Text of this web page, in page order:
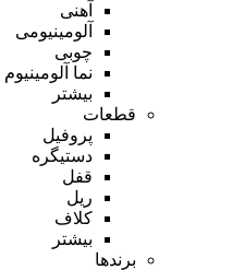
آهنی
آلومینیومی
چوبی
نما آلومینیوم
بیشتر
قطعات
پروفیل
دستیگره
قفل
ریل
کلاف
بیشتر
برندها